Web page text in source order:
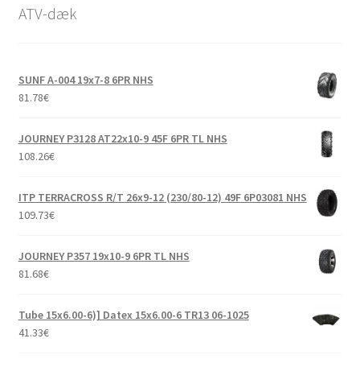
ATV-dæk
SUNF A-004 19x7-8 6PR NHS
81.78€
JOURNEY P3128 AT22x10-9 45F 6PR TL NHS
108.26€
ITP TERRACROSS R/T 26x9-12 (230/80-12) 49F 6P03081 NHS
109.73€
JOURNEY P357 19x10-9 6PR TL NHS
81.68€
Tube 15x6.00-6)] Datex 15x6.00-6 TR13 06-1025
41.33€